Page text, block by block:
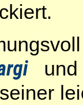
und